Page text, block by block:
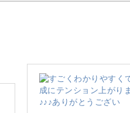
ラと華やかで上品なデザ